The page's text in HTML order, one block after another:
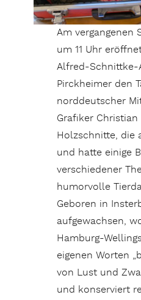
Am vergangenen
um 11 Uhr
Alfred-Schnittke-
Pirckheimer den
norddeutscher
Grafiker Christian
Holzschnitte, die
und hatte einige
verschiedener
humorvolle
Geboren in
aufgewachsen,
Hamburg-
eigenen Worten
von Lust und
und konserviert